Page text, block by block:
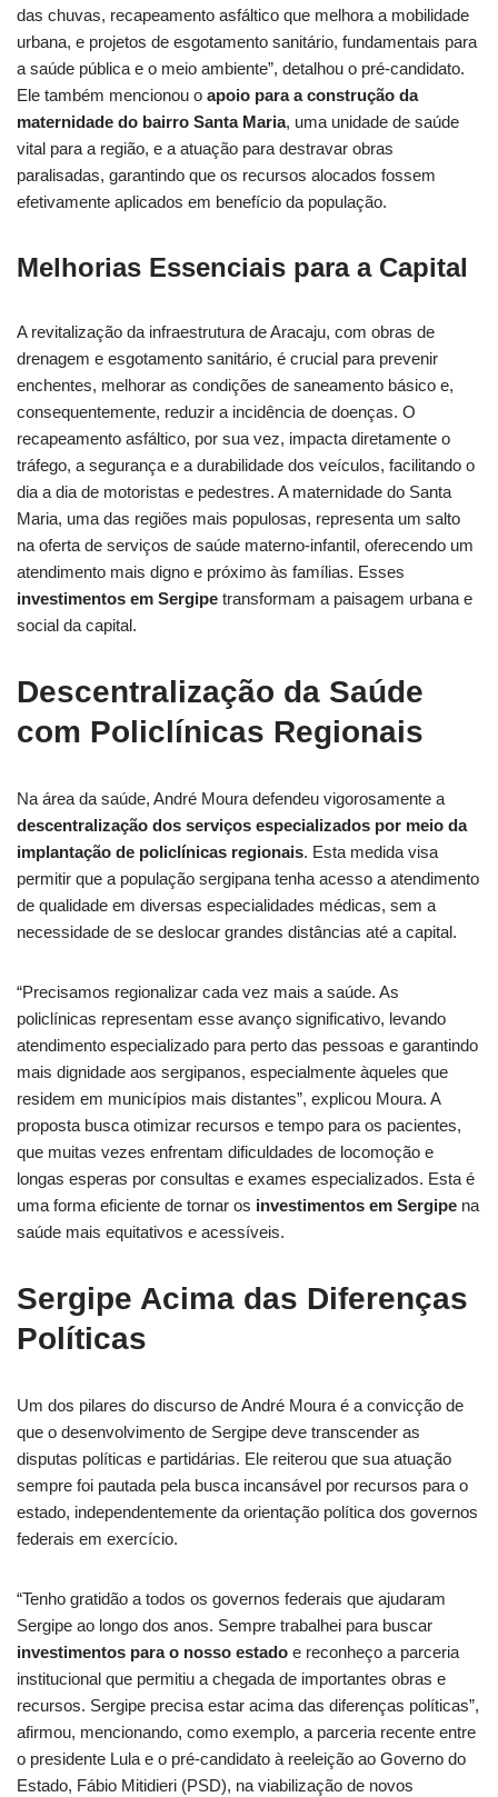
das chuvas, recapeamento asfáltico que melhora a mobilidade
urbana, e projetos de esgotamento sanitário, fundamentais para
a saúde pública e o meio ambiente”, detalhou o pré-candidato.
Ele também mencionou o apoio para a construção da
maternidade do bairro Santa Maria, uma unidade de saúde
vital para a região, e a atuação para destravar obras
paralisadas, garantindo que os recursos alocados fossem
efetivamente aplicados em benefício da população.
Melhorias Essenciais para a Capital
A revitalização da infraestrutura de Aracaju, com obras de
drenagem e esgotamento sanitário, é crucial para prevenir
enchentes, melhorar as condições de saneamento básico e,
consequentemente, reduzir a incidência de doenças. O
recapeamento asfáltico, por sua vez, impacta diretamente o
tráfego, a segurança e a durabilidade dos veículos, facilitando o
dia a dia de motoristas e pedestres. A maternidade do Santa
Maria, uma das regiões mais populosas, representa um salto
na oferta de serviços de saúde materno-infantil, oferecendo um
atendimento mais digno e próximo às famílias. Esses
investimentos em Sergipe transformam a paisagem urbana e
social da capital.
Descentralização da Saúde
com Policlínicas Regionais
Na área da saúde, André Moura defendeu vigorosamente a
descentralização dos serviços especializados por meio da
implantação de policlínicas regionais. Esta medida visa
permitir que a população sergipana tenha acesso a atendimento
de qualidade em diversas especialidades médicas, sem a
necessidade de se deslocar grandes distâncias até a capital.
“Precisamos regionalizar cada vez mais a saúde. As
policlínicas representam esse avanço significativo, levando
atendimento especializado para perto das pessoas e garantindo
mais dignidade aos sergipanos, especialmente àqueles que
residem em municípios mais distantes”, explicou Moura. A
proposta busca otimizar recursos e tempo para os pacientes,
que muitas vezes enfrentam dificuldades de locomoção e
longas esperas por consultas e exames especializados. Esta é
uma forma eficiente de tornar os investimentos em Sergipe na
saúde mais equitativos e acessíveis.
Sergipe Acima das Diferenças
Políticas
Um dos pilares do discurso de André Moura é a convicção de
que o desenvolvimento de Sergipe deve transcender as
disputas políticas e partidárias. Ele reiterou que sua atuação
sempre foi pautada pela busca incansável por recursos para o
estado, independentemente da orientação política dos governos
federais em exercício.
“Tenho gratidão a todos os governos federais que ajudaram
Sergipe ao longo dos anos. Sempre trabalhei para buscar
investimentos para o nosso estado e reconheço a parceria
institucional que permitiu a chegada de importantes obras e
recursos. Sergipe precisa estar acima das diferenças políticas”,
afirmou, mencionando, como exemplo, a parceria recente entre
o presidente Lula e o pré-candidato à reeleição ao Governo do
Estado, Fábio Mitidieri (PSD), na viabilização de novos